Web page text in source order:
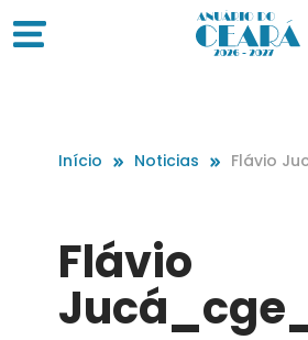
Início Noticias
Flávio
Flávio